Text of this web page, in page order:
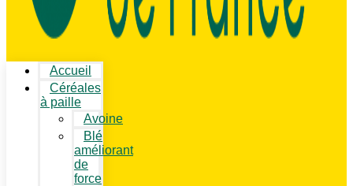
Accueil
Céréales
à paille
Avoine
Blé
améliorant
de
force